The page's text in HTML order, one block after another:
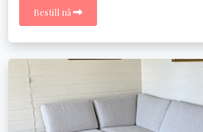
Bestill nå